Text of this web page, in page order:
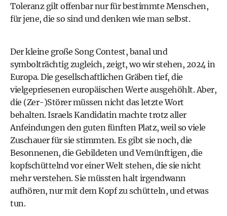
Toleranz gilt offenbar nur für bestimmte Menschen,
für jene, die so sind und denken wie man selbst.
Der kleine große Song Contest, banal und
symbolträchtig zugleich, zeigt, wo wir stehen, 2024 in
Europa. Die gesellschaftlichen Gräben tief, die
vielgepriesenen europäischen Werte ausgehöhlt. Aber,
die (Zer-)Störer müssen nicht das letzte Wort
behalten. Israels Kandidatin machte trotz aller
Anfeindungen den guten fünften Platz, weil so viele
Zuschauer für sie stimmten. Es gibt sie noch, die
Besonnenen, die Gebildeten und Vernünftigen, die
kopfschüttelnd vor einer Welt stehen, die sie nicht
mehr verstehen. Sie müssten halt irgendwann
aufhören, nur mit dem Kopf zu schütteln, und etwas
tun.